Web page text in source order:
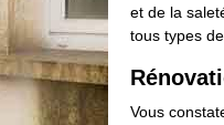
et de la
tous types
Vous